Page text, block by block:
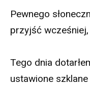
Pewnego
przyjść
Tego dnia
ustawione